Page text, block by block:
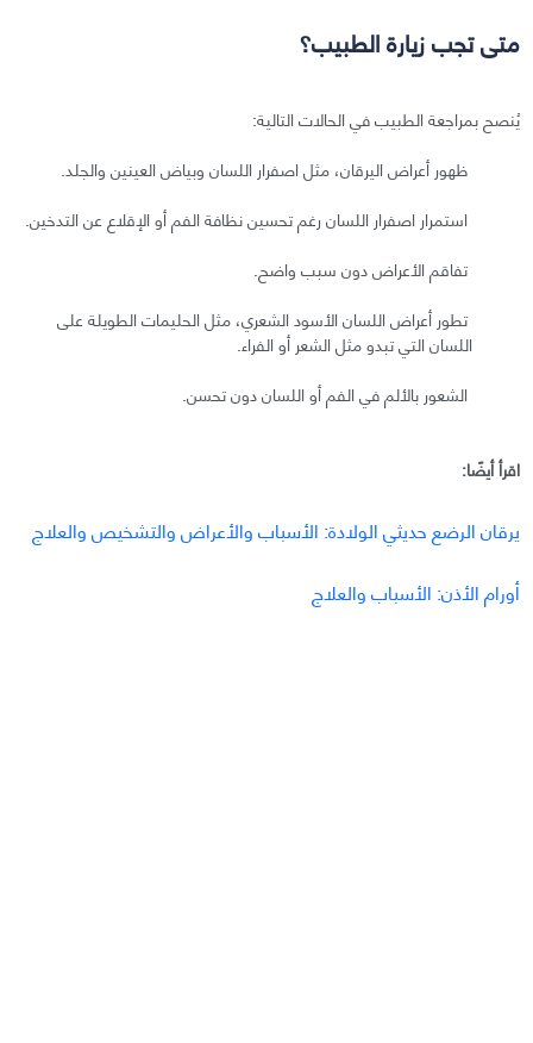
متى تجب زيارة الطبيب؟
يُنصح بمراجعة الطبيب في الحالات التالية:
ظهور أعراض اليرقان، مثل اصفرار اللسان وبياض العينين والجلد.
استمرار اصفرار اللسان رغم تحسين نظافة الفم أو الإقلاع عن التدخين.
تفاقم الأعراض دون سبب واضح.
تطور أعراض اللسان الأسود الشعري، مثل الحليمات الطويلة على
اللسان التي تبدو مثل الشعر أو الفراء.
الشعور بالألم في الفم أو اللسان دون تحسن.
اقرأ أيضًا:
يرقان الرضع حديثي الولادة: الأسباب والأعراض والتشخيص والعلاج
أورام الأذن: الأسباب والعلاج